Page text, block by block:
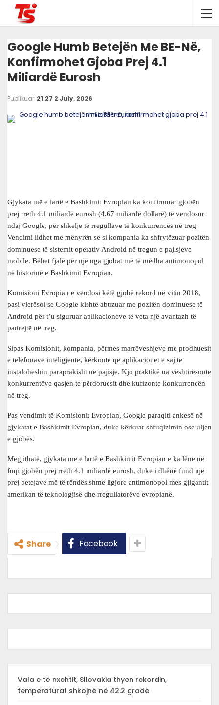
Google Humb Betejën Me BE-Në,
Konfirmohet Gjoba Prej 4.1
Miliardë Eurosh
Publikuar 21:27 2 July, 2026
Gjykata më e lartë e Bashkimit Evropian ka konfirmuar gjobën
prej rreth 4.1 miliardë eurosh (4.67 miliardë dollarë) të vendosur
ndaj Google, për shkelje të rregullave të konkurrencës në treg.
Vendimi lidhet me mënyrën se si kompania ka shfrytëzuar pozitën
dominuese të sistemit operativ Android në tregun e pajisjeve
mobile. Bëhet fjalë për një nga gjobat më të mëdha antimonopol
në historinë e Bashkimit Evropian.
Komisioni Evropian e vendosi këtë gjobë rekord në vitin 2018,
pasi vlerësoi se Google kishte abuzuar me pozitën dominuese të
Android për t’u siguruar aplikacioneve të veta një avantazh të
padrejtë në treg.
Sipas Komisionit, kompania, përmes marrëveshjeve me prodhuesit
e telefonave inteligjentë, kërkonte që aplikacionet e saj të
instaloheshin paraprakisht në pajisje. Kjo praktikë ua vështirësonte
konkurrentëve qasjen te përdoruesit dhe kufizonte konkurrencën
në treg.
Pas vendimit të Komisionit Evropian, Google paraqiti ankesë në
gjykatat e Bashkimit Evropian, duke kërkuar shfuqizimin ose uljen
e gjobës.
Megjithatë, gjykata më e lartë e Bashkimit Evropian e ka lënë në
fuqi gjobën prej rreth 4.1 miliardë eurosh, duke i dhënë fund një
prej betejave më të rëndësishme ligjore antimonopol mes gjigantit
amerikan të teknologjisë dhe rregullatorëve evropianë.
Share Facebook
Vala e të nxehtit, Sllovakia thyen rekordin,
temperaturat shkojnë në 42.2 gradë